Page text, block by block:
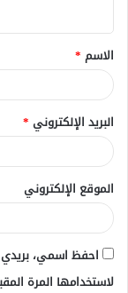
ق
*
الاسم *
البريد الإلكتروني *
الموقع الإلكتروني
احفظ اسمي، بريدي
لاستخدامها المرة